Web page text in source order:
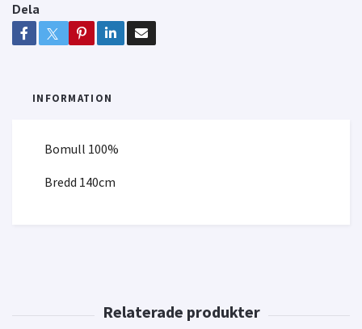
Dela
INFORMATION
Bomull 100%
Bredd 140cm